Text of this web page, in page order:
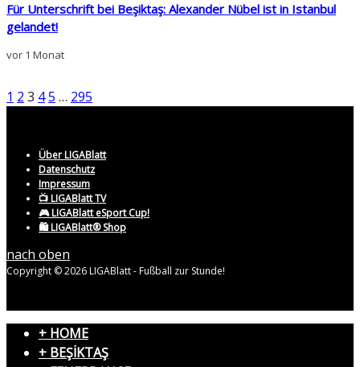
Für Unterschrift bei Beşiktaş: Alexander Nübel ist in Istanbul
gelandet!
vor 1 Monat
1 2 3 45 … 295
Über LIGABlatt
Datenschutz
Impressum
📺 LIGABlatt TV
🎮 LIGABlatt eSport Cup!
🛍️ LIGABlatt® Shop
nach oben
Copyright © 2026 LIGABlatt - Fußball zur Stunde!
+ HOME
+ BEŞİKTAŞ